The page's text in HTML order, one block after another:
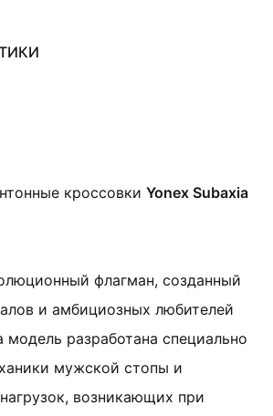
кроссовки Yonex Subaxia
флагман, созданный
и амбициозных любителей
модель разработана специально
мужской стопы и
возникающих при